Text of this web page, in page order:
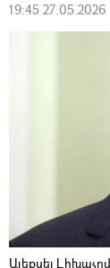
19:45 27.05.2026
Ալեքսեյ